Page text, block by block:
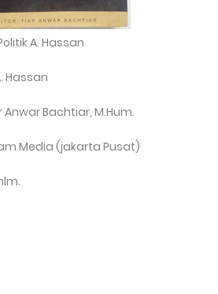
A. Hassan
Hassan
Anwar Bachtiar, M.Hum.
Media (jakarta Pusat)